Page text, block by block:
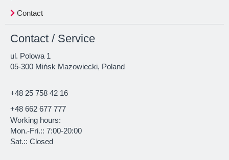
Contact
Contact / Service
ul. Polowa 1
05-300 Mińsk Mazowiecki, Poland
+48 25 758 42 16
+48 662 677 777
Working hours:
Mon.-Fri.:: 7:00-20:00
Sat.:: Closed